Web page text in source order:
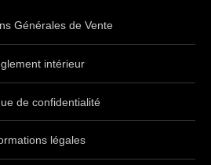
Générales de Vente
intérieur
de confidentialité
légales